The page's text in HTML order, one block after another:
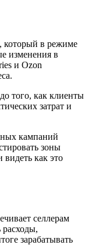
который в режиме
изменения в
и Ozon
того, как клиенты
затрат и
кампаний
зоны
видеть как это
селлерам
зарабатывать